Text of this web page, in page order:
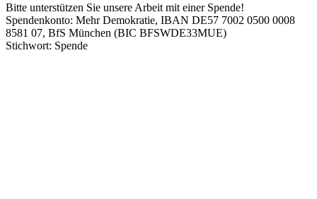
Bitte unterstützen Sie unsere Arbeit mit einer Spende!
Spendenkonto: Mehr Demokratie, IBAN DE57 7002 0500 0008
8581 07, BfS München (BIC BFSWDE33MUE)
Stichwort: Spende